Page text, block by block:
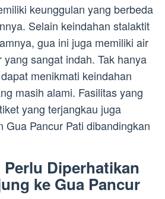
keunggulan yang berbeda
Selain keindahan stalaktit
gua ini juga memiliki air
sangat indah. Tak hanya
menikmati keindahan
masih alami. Fasilitas yang
yang terjangkau juga
Gua Pancur Pati dibandingkan
Perlu Diperhatikan
ke Gua Pancur